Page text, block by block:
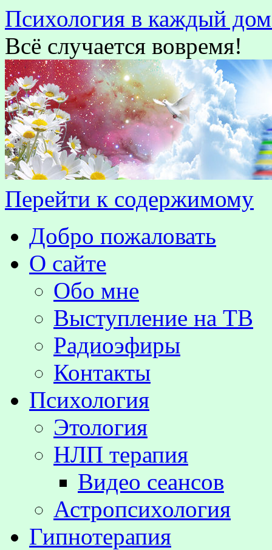
Психология в каждый
Всё случается вовремя!
Перейти к содержимому
Добро пожаловать
О сайте
Обо мне
Выступление на TВ
Радиоэфиры
Контакты
Психология
Этология
НЛП терапия
Видео сеансов
Астропсихология
Гипнотерапия